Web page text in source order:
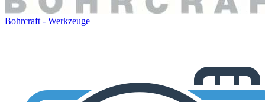
Bohrcraft - Werkzeuge